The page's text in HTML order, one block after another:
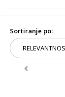
Sortiranje po: